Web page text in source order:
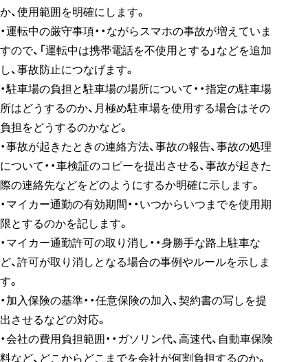
か、使用範囲を明確にします。
・運転中の厳守事項・・ながらスマホの事故が増えていま
すので、「運転中は携帯電話を不使用とする」などを追加
し、事故防止につなげます。
・駐車場の負担と駐車場の場所について・・指定の駐車場
所はどうするのか、月極め駐車場を使用する場合はその
負担をどうするのかなど。
・事故が起きたときの連絡方法、事故の報告、事故の処理
について・・車検証のコピーを提出させる、事故が起きた
際の連絡先などをどのようにするか明確に示します。
・マイカー通勤の有効期間・・いつからいつまでを使用期
限とするのかを記します。
・マイカー通勤許可の取り消し・・身勝手な路上駐車な
ど、許可が取り消しとなる場合の事例やルールを示しま
す。
・加入保険の基準・・任意保険の加入、契約書の写しを提
出させるなどの対応。
・会社の費用負担範囲・・ガソリン代、高速代、自動車保険
料など、どこからどこまでを会社が何割負担するのか。